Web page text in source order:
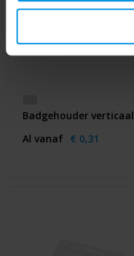
Badgehouder verticaal
Al vanaf € 0,31